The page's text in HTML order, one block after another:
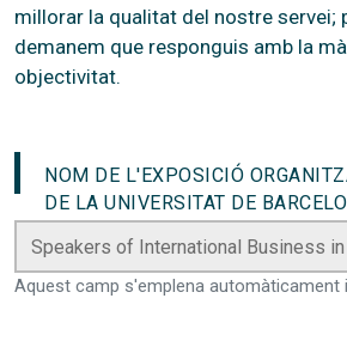
millorar la qualitat del nostre servei;
demanem que responguis amb la
objectivitat.
NOM DE L'EXPOSICIÓ
DE LA UNIVERSITAT DE
Aquest camp s'emplena automàticament